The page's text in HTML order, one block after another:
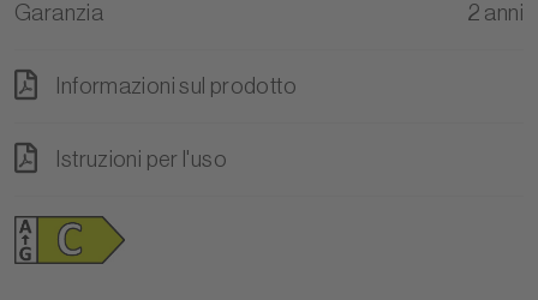
Garanzia 2 anni
Informazioni sul prodotto
Istruzioni per l'uso